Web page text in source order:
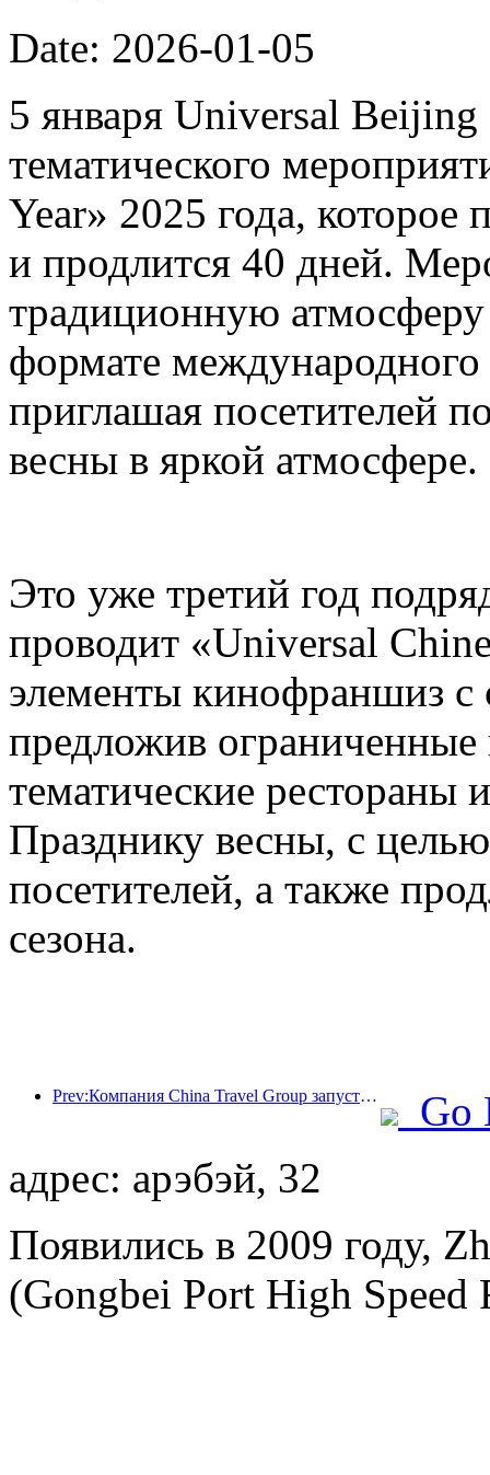
Date: 2026-01-05
5 января Universal
тематического
Year» 2025 года, которое
и продлится 40 дней.
традиционную атмосферу
формате международного
приглашая посетителей
весны в яркой атмосфере.
Это уже третий год
проводит «Universal
элементы кинофраншиз
предложив ограниченные
тематические
Празднику весны, с
посетителей, а также
сезона.
Prev:Компания China Travel Group запустила бренд 'China Travel Good Times' для расширения своего присутствия на рынке туризма для пожилых людей.
Go
адрес: арэбэй, 32
Появились в 2009 году,
(Gongbei Port High Speed